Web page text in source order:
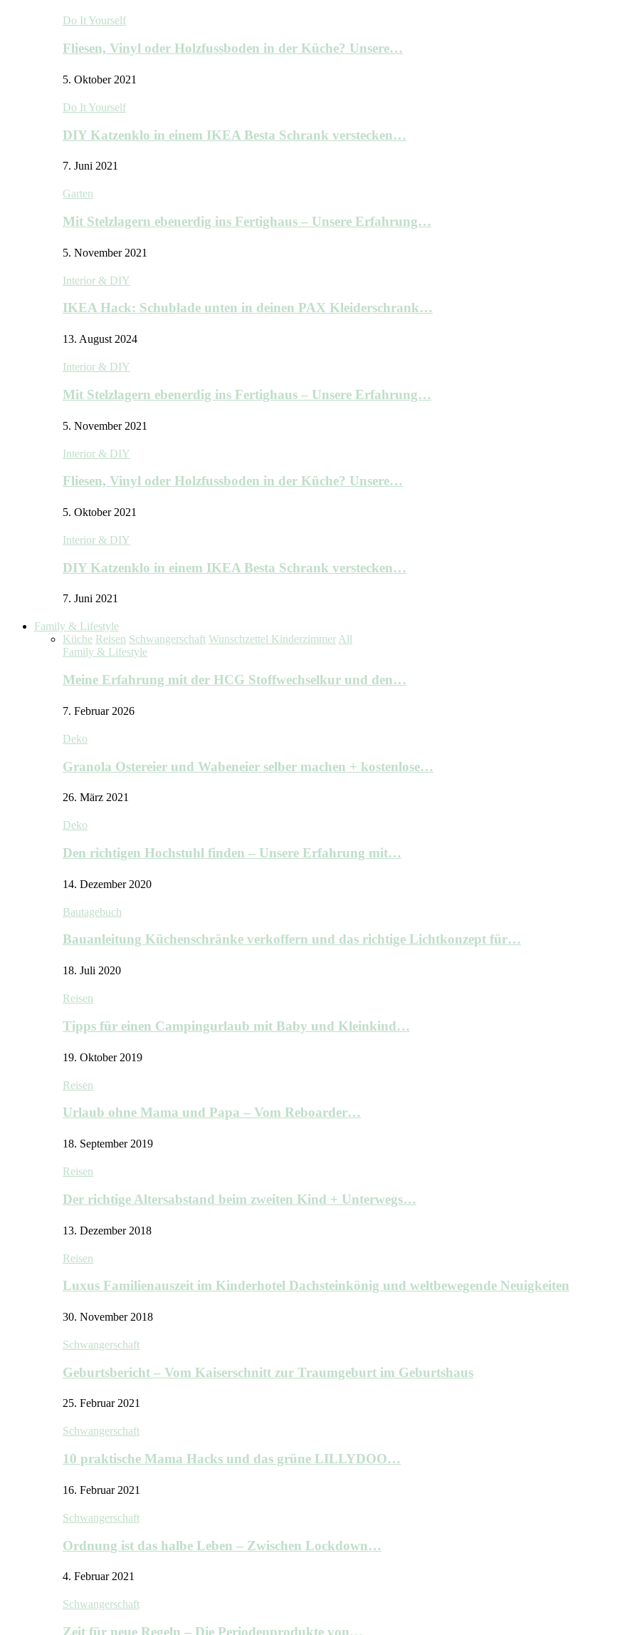
Do It Yourself
Fliesen, Vinyl oder Holzfussboden in der Küche? Unsere…
5. Oktober 2021
Do It Yourself
DIY Katzenklo in einem IKEA Besta Schrank verstecken…
7. Juni 2021
Garten
Mit Stelzlagern ebenerdig ins Fertighaus – Unsere Erfahrung…
5. November 2021
Interior & DIY
IKEA Hack: Schublade unten in deinen PAX Kleiderschrank…
13. August 2024
Interior & DIY
Mit Stelzlagern ebenerdig ins Fertighaus – Unsere Erfahrung…
5. November 2021
Interior & DIY
Fliesen, Vinyl oder Holzfussboden in der Küche? Unsere…
5. Oktober 2021
Interior & DIY
DIY Katzenklo in einem IKEA Besta Schrank verstecken…
7. Juni 2021
Family & Lifestyle
Küche Reisen Schwangerschaft Wunschzettel KinderzimmerAll
Family & Lifestyle
Meine Erfahrung mit der HCG Stoffwechselkur und den…
7. Februar 2026
Deko
Granola Ostereier und Wabeneier selber machen + kostenlose…
26. März 2021
Deko
Den richtigen Hochstuhl finden – Unsere Erfahrung mit…
14. Dezember 2020
Bautagebuch
Bauanleitung Küchenschränke verkoffern und das richtige Lichtkonzept für…
18. Juli 2020
Reisen
Tipps für einen Campingurlaub mit Baby und Kleinkind…
19. Oktober 2019
Reisen
Urlaub ohne Mama und Papa – Vom Reboarder…
18. September 2019
Reisen
Der richtige Altersabstand beim zweiten Kind + Unterwegs…
13. Dezember 2018
Reisen
Luxus Familienauszeit im Kinderhotel Dachsteinkönig und weltbewegende Neuigkeiten
30. November 2018
Schwangerschaft
Geburtsbericht – Vom Kaiserschnitt zur Traumgeburt im Geburtshaus
25. Februar 2021
Schwangerschaft
10 praktische Mama Hacks und das grüne LILLYDOO…
16. Februar 2021
Schwangerschaft
Ordnung ist das halbe Leben – Zwischen Lockdown…
4. Februar 2021
Schwangerschaft
Zeit für neue Regeln – Die Periodenprodukte von…